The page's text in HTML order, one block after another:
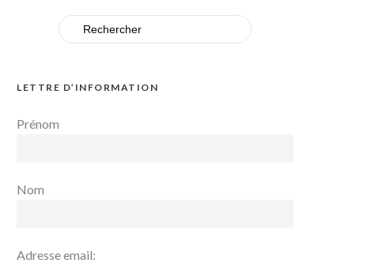
Search
for:
LETTRE D’INFORMATION
Prénom
Nom
Adresse email: